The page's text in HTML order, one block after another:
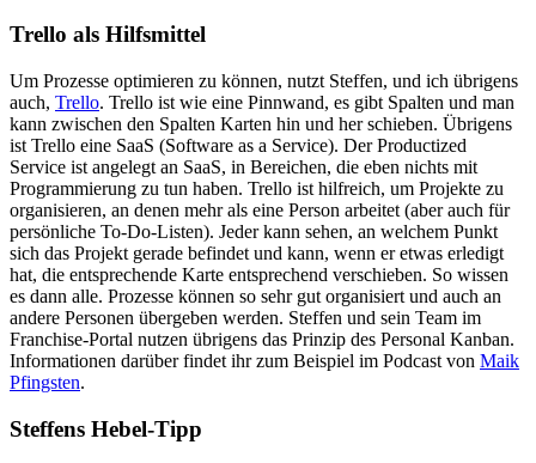
Trello als Hilfsmittel
Um Prozesse optimieren zu können, nutzt Steffen, und ich übrigens
auch, Trello. Trello ist wie eine Pinnwand, es gibt Spalten und man
kann zwischen den Spalten Karten hin und her schieben. Übrigens
ist Trello eine SaaS (Software as a Service). Der Productized
Service ist angelegt an SaaS, in Bereichen, die eben nichts mit
Programmierung zu tun haben. Trello ist hilfreich, um Projekte zu
organisieren, an denen mehr als eine Person arbeitet (aber auch für
persönliche To-Do-Listen). Jeder kann sehen, an welchem Punkt
sich das Projekt gerade befindet und kann, wenn er etwas erledigt
hat, die entsprechende Karte entsprechend verschieben. So wissen
es dann alle. Prozesse können so sehr gut organisiert und auch an
andere Personen übergeben werden. Steffen und sein Team im
Franchise-Portal nutzen übrigens das Prinzip des Personal Kanban.
Informationen darüber findet ihr zum Beispiel im Podcast von Maik
Pfingsten.
Steffens Hebel-Tipp